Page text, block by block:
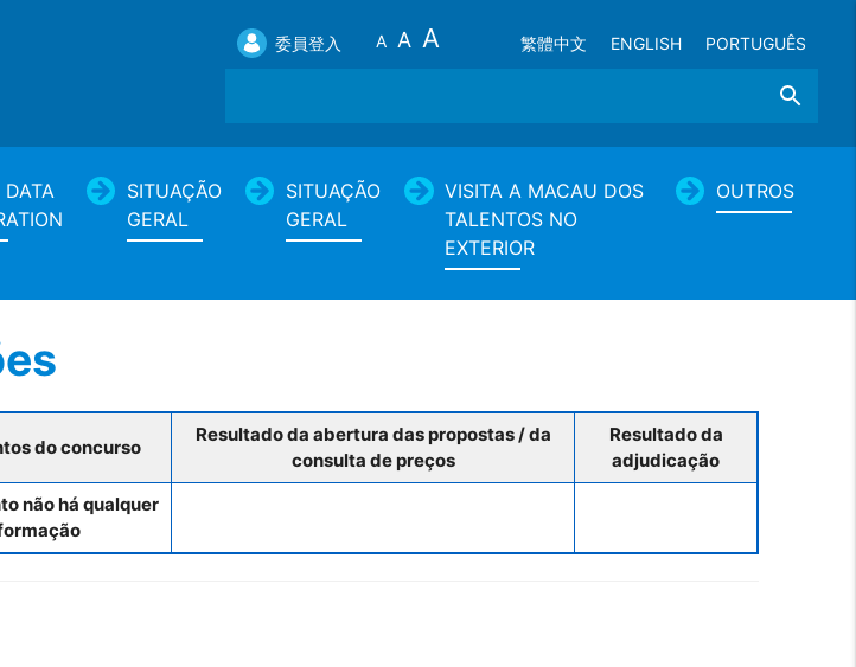
委員登入 A A A 繁體中文 ENGLISH PORTUGUÊS
DATA
SITUAÇÃO
GERAL
SITUAÇÃO
GERAL
VISITA A MACAU DOS
TALENTOS NO
EXTERIOR
OUTROS
do concurso
Resultado da abertura das propostas / da
consulta de preços
Resultado da
adjudicação
não há qualquer